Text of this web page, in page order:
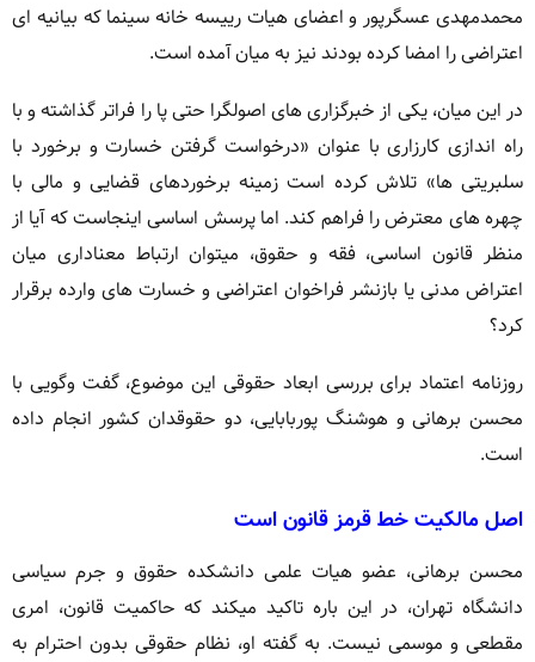
محمدمهدی عسگرپور و اعضای هیات رییسه خانه سینما که بیانیه ای
اعتراضی را امضا کرده بودند نیز به میان آمده است.
در این میان، یکی از خبرگزاری های اصولگرا حتی پا را فراتر گذاشته و با
راه اندازی کارزاری با عنوان «درخواست گرفتن خسارت و برخورد با
سلبریتی ها» تلاش کرده است زمینه برخوردهای قضایی و مالی با
چهره های معترض را فراهم کند. اما پرسش اساسی اینجاست که آیا از
منظر قانون اساسی، فقه و حقوق، میتوان ارتباط معناداری میان
اعتراض مدنی یا بازنشر فراخوان اعتراضی و خسارت های وارده برقرار
کرد؟
روزنامه اعتماد برای بررسی ابعاد حقوقی این موضوع، گفت وگویی با
محسن برهانی و هوشنگ پوربابایی، دو حقوقدان کشور انجام داده
است.
اصل مالکیت خط قرمز قانون است
محسن برهانی، عضو هیات علمی دانشکده حقوق و جرم سیاسی
دانشگاه تهران، در این باره تاکید میکند که حاکمیت قانون، امری
مقطعی و موسمی نیست. به گفته او، نظام حقوقی بدون احترام به